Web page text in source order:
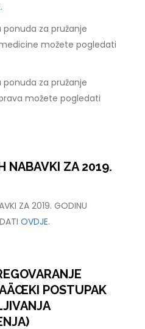
ponuda za pružanje
možete pogledati
ponuda za pružanje
možete pogledati
NABAVKI ZA 2019.
ZA 2019. GODINU
OVDJE.
POSTUPAK